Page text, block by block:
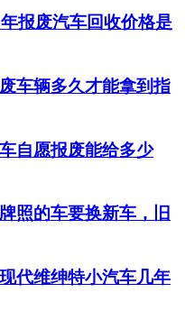
报废汽车回收价格是
车辆多久才能拿到指
自愿报废能给多少
照的车要换新车，旧
代维绅特小汽车几年